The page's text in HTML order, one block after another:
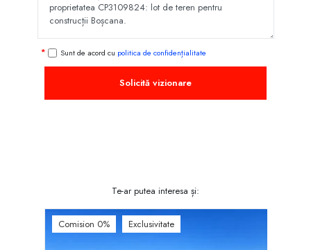
Sunt de acord cu politica de confidențialitate
Solicită vizionare
Te-ar putea interesa și:
Comision 0% Exclusivitate